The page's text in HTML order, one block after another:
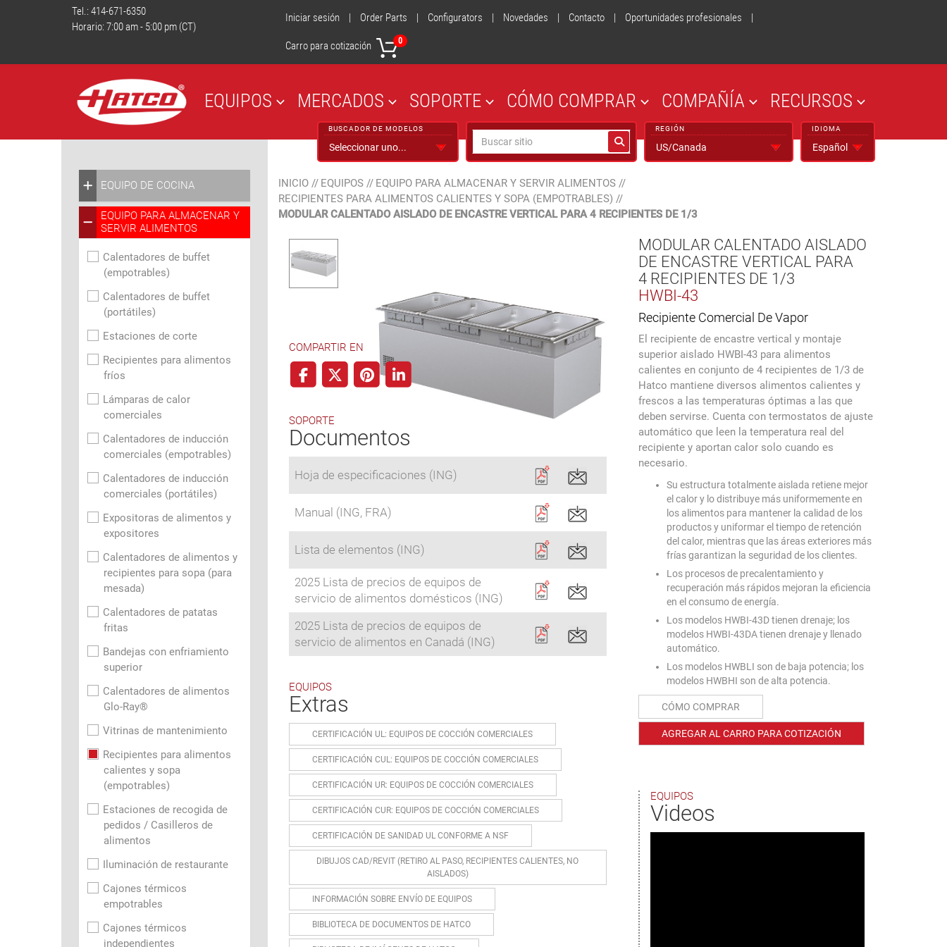
Tel.: 414-671-6350
Horario: 7:00 am - 5:00 pm (CT)
Iniciar sesión | Order Parts | Configurators | Novedades | Contacto | Oportunidades profesionales |
Carro para cotización 0
EQUIPOS MERCADOS SOPORTE CÓMO COMPRAR COMPAÑÍA RECURSOS
BUSCADOR DE MODELOS REGIÓN IDIOMA
EQUIPO DE COCINA
EQUIPO PARA ALMACENAR Y
SERVIR ALIMENTOS
Calentadores de buffet
(empotrables)
Calentadores de buffet
(portátiles)
Estaciones de corte
Recipientes para alimentos
fríos
Lámparas de calor
comerciales
Calentadores de inducción
comerciales (empotrables)
Calentadores de inducción
comerciales (portátiles)
Expositoras de alimentos y
expositores
Calentadores de alimentos y
recipientes para sopa (para
mesada)
Calentadores de patatas
fritas
Bandejas con enfriamiento
superior
Calentadores de alimentos
Glo-Ray®
Vitrinas de mantenimiento
Recipientes para alimentos
calientes y sopa
(empotrables)
Estaciones de recogida de
pedidos / Casilleros de
alimentos
Iluminación de restaurante
Cajones térmicos
empotrables
Cajones térmicos
independientes
INICIO// EQUIPOS// EQUIPO PARA ALMACENAR Y SERVIR ALIMENTOS//
RECIPIENTES PARA ALIMENTOS CALIENTES Y SOPA (EMPOTRABLES) //
MODULAR CALENTADO AISLADO DE ENCASTRE VERTICAL PARA 4 RECIPIENTES DE 1/3
COMPARTIR EN
SOPORTE
Documentos
Hoja de especificaciones (ING)
Manual (ING, FRA)
Lista de elementos (ING)
2025 Lista de precios de equipos de
servicio de alimentos domésticos (ING)
2025 Lista de precios de equipos de
servicio de alimentos en Canadá (ING)
EQUIPOS
Extras
CERTIFICACIÓN UL: EQUIPOS DE COCCIÓN COMERCIALES
CERTIFICACIÓN CUL: EQUIPOS DE COCCIÓN COMERCIALES
CERTIFICACIÓN UR: EQUIPOS DE COCCIÓN COMERCIALES
CERTIFICACIÓN CUR: EQUIPOS DE COCCIÓN COMERCIALES
CERTIFICACIÓN DE SANIDAD UL CONFORME A NSF
DIBUJOS CAD/REVIT (RETIRO AL PASO, RECIPIENTES CALIENTES, NO
AISLADOS)
INFORMACIÓN SOBRE ENVÍO DE EQUIPOS
BIBLIOTECA DE DOCUMENTOS DE HATCO
MODULAR CALENTADO AISLADO
DE ENCASTRE VERTICAL PARA
4 RECIPIENTES DE 1/3
HWBI-43
Recipiente Comercial De Vapor
El recipiente de encastre vertical y montaje
superior aislado HWBI-43 para alimentos
calientes en conjunto de 4 recipientes de 1/3 de
Hatco mantiene diversos alimentos calientes y
frescos a las temperaturas óptimas a las que
deben servirse. Cuenta con termostatos de ajuste
automático que leen la temperatura real del
recipiente y aportan calor solo cuando es
necesario.
Su estructura totalmente aislada retiene mejor
el calor y lo distribuye más uniformemente en
los alimentos para mantener la calidad de los
productos y uniformar el tiempo de retención
del calor, mientras que las áreas exteriores más
frías garantizan la seguridad de los clientes.
Los procesos de precalentamiento y
recuperación más rápidos mejoran la eficiencia
en el consumo de energía.
Los modelos HWBI-43D tienen drenaje; los
modelos HWBI-43DA tienen drenaje y llenado
automático.
Los modelos HWBLI son de baja potencia; los
modelos HWBHI son de alta potencia.
CÓMO COMPRAR
AGREGAR AL CARRO PARA COTIZACIÓN
EQUIPOS
Videos